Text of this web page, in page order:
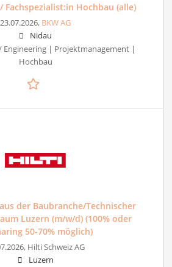
Hochbau (alle)
23.07.2026, BKW AG
Nidau
Engineering | Projektmanagement |
Hochbau
der Baubranche/Technischer
Luzern (m/w/d) (100% oder
50-70% möglich)
Hilti Schweiz AG
Luzern